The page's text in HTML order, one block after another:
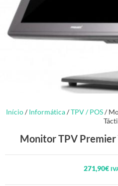
Início/ Informática/TPV / POS/
Monitor TPV
271,90€